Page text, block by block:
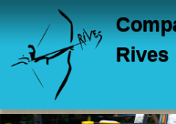
Rives
Panneau de gestion des